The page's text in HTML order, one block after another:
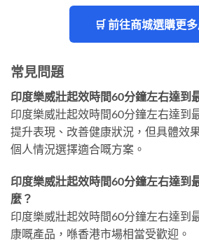
🛒 前往商城選購更
常見問題
印度樂威壯起效時間60分鐘左右達到
印度樂威壯起效時間60分鐘左右達到
提升表現、改善健康狀況，但具體效
個人情況選擇適合嘅方案。
印度樂威壯起效時間60分鐘左右達到
麼？
印度樂威壯起效時間60分鐘左右達到
康嘅產品，喺香港市場相當受歡迎。